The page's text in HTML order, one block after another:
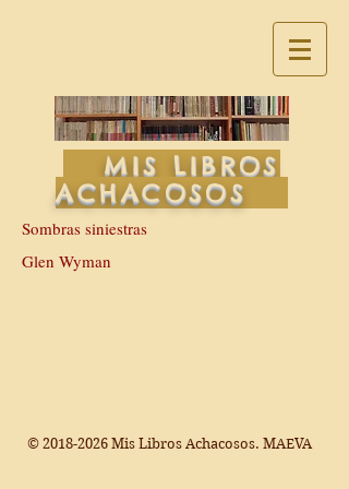
MIS LIBROS
ACHACOSOS
Sombras siniestras
Glen Wyman
© 2018-2026 Mis Libros Achacosos. MAEVA